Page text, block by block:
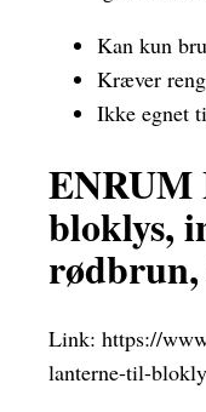
Kan kun
Kræver
Ikke egnet
bloklys,
rødbrun,
Link: https://
lanterne-til-